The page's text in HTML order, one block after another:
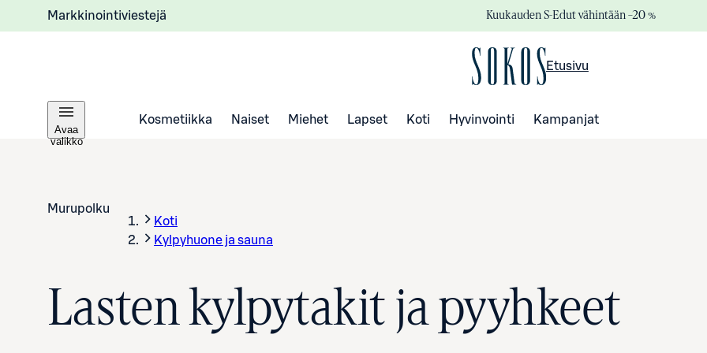
Markkinointiviestejä Kuukauden S-Edut vähintään –20 %
Etusivu
Avaa
valikko
Kosmetiikka Naiset Miehet Lapset Koti Hyvinvointi Kampanjat
Murupolku
Koti
Kylpyhuone ja sauna
Lasten kylpytakit ja pyyhkeet